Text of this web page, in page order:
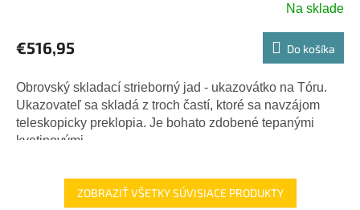
Na sklade
€516,95 Do košíka
Obrovský skladací strieborný jad - ukazovátko na Tóru.
Ukazovateľ sa skladá z troch častí, ktoré sa navzájom
teleskopicky preklopia. Je bohato zdobené tepanými
kvetinovými...
ZOBRAZIŤ VŠETKY SÚVISIACE PRODUKTY